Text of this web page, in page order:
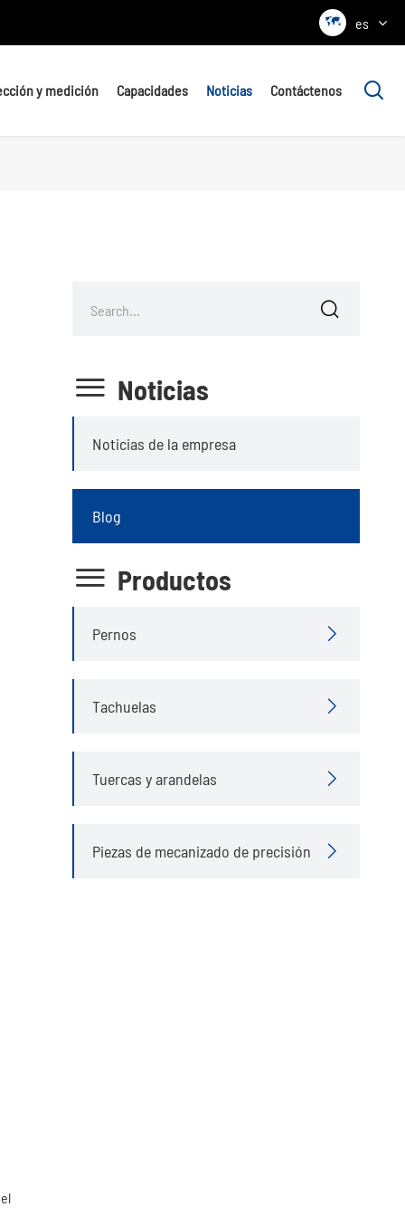
 es
y medición Capacidades Noticias Contáctenos 

 Noticias
Noticias de la empresa
Blog
 Productos
Pernos 
Tachuelas 
Tuercas y arandelas 
Piezas de mecanizado de precisión 